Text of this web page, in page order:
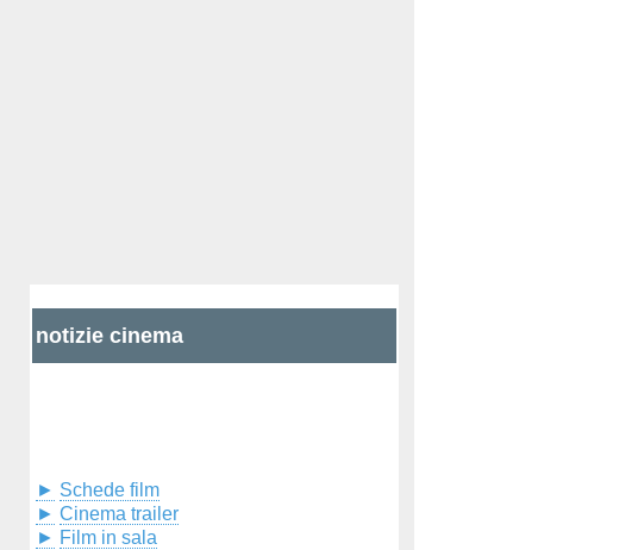
notizie cinema
► Schede film
► Cinema trailer
► Film in sala